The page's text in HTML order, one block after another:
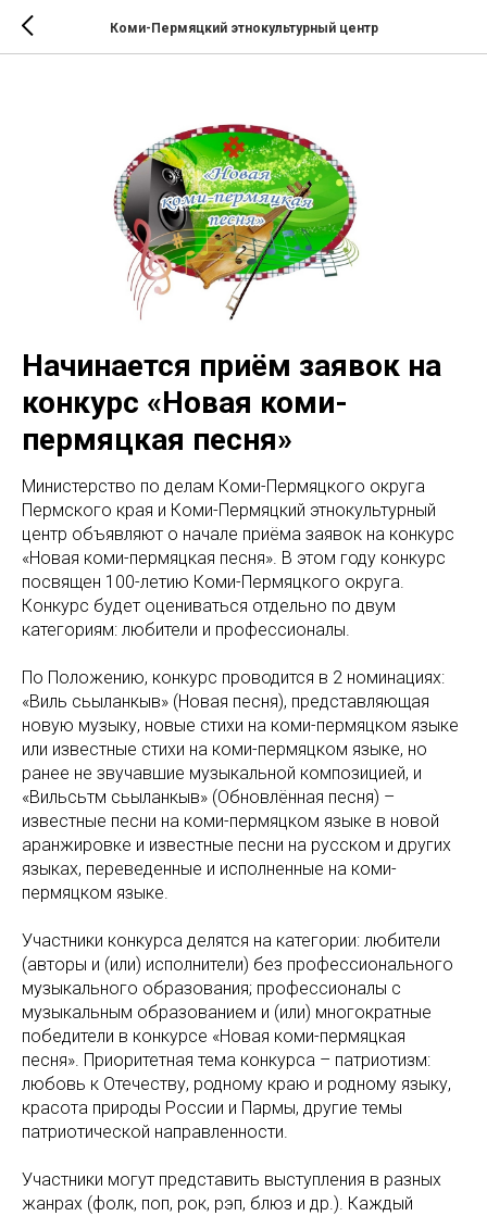
Коми-Пермяцкий этнокультурный центр
Начинается приём заявок на
конкурс «Новая коми-
пермяцкая песня»
Министерство по делам Коми-Пермяцкого округа
Пермского края и Коми-Пермяцкий этнокультурный
центр объявляют о начале приёма заявок на конкурс
«Новая коми-пермяцкая песня». В этом году конкурс
посвящен 100-летию Коми-Пермяцкого округа.
Конкурс будет оцениваться отдельно по двум
категориям: любители и профессионалы.
По Положению, конкурс проводится в 2 номинациях:
«Виль сьыланкыв» (Новая песня), представляющая
новую музыку, новые стихи на коми-пермяцком языке
или известные стихи на коми-пермяцком языке, но
ранее не звучавшие музыкальной композицией, и
«Вильсьӧтӧм сьыланкыв» (Обновлённая песня) –
известные песни на коми-пермяцком языке в новой
аранжировке и известные песни на русском и других
языках, переведенные и исполненные на коми-
пермяцком языке.
Участники конкурса делятся на категории: любители
(авторы и (или) исполнители) без профессионального
музыкального образования; профессионалы с
музыкальным образованием и (или) многократные
победители в конкурсе «Новая коми-пермяцкая
песня». Приоритетная тема конкурса – патриотизм:
любовь к Отечеству, родному краю и родному языку,
красота природы России и Пармы, другие темы
патриотической направленности.
Участники могут представить выступления в разных
жанрах (фолк, поп, рок, рэп, блюз и др.). Каждый